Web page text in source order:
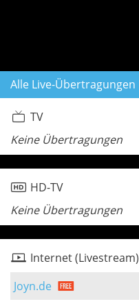
Alle Live-Übertragungen
TV
Keine Übertragungen
HD-TV
Keine Übertragungen
Internet (Livestream)
Joyn.de